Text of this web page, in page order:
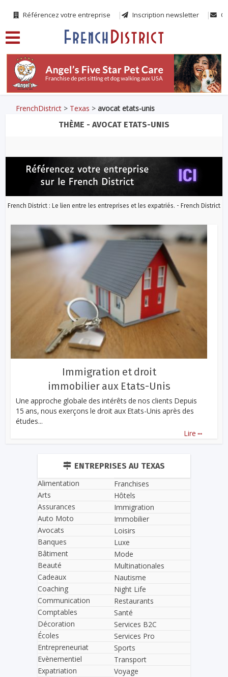
Référencez votre entreprise Inscription newsletter
FrenchDistrict > Texas >avocat etats-unis
THÈME - AVOCAT ETATS-UNIS
French District : Le lien entre les entreprises et les expatriés. - French District
Immigration et droit
immobilier aux Etats-Unis
Une approche globale des intérêts de nos clients Depuis
15 ans, nous exerçons le droit aux Etats-Unis après des
études...
Lire ...
ENTREPRISES AU TEXAS
Alimentation
Arts
Assurances
Auto Moto
Avocats
Banques
Bâtiment
Beauté
Cadeaux
Coaching
Communication
Comptables
Décoration
Écoles
Entrepreneuriat
Evènementiel
Expatriation
Franchises
Hôtels
Immigration
Immobilier
Loisirs
Luxe
Mode
Multinationales
Nautisme
Night Life
Restaurants
Santé
Services B2C
Services Pro
Sports
Transport
Voyage